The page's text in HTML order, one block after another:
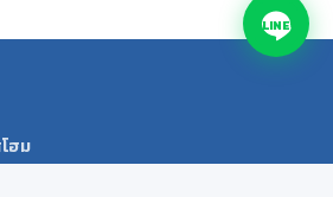
ฮม
LINE